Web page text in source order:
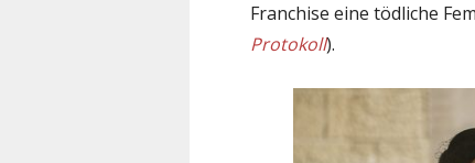
Franchise eine tödliche
Protokoll).